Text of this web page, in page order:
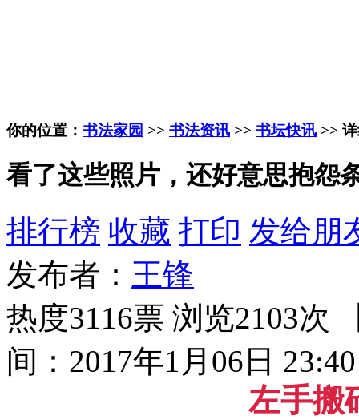
你的位置： 书法家园 >> 书法资讯 >> 书坛快讯 >>
看了这些照片，还好意思抱怨
排行榜 收藏 打印 发给朋
发布者： 王锋
热度3116票 浏览2103次
间：2017年1月06日 23:40
左手搬